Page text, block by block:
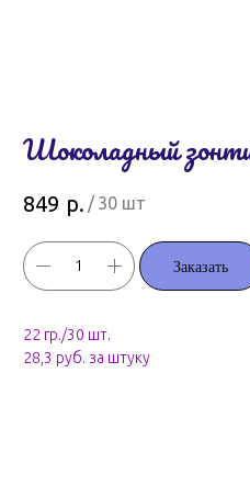
Шоколадный
849 р. / 30 шт
Заказать
22 гр./30 шт.
28,3 руб. за штуку